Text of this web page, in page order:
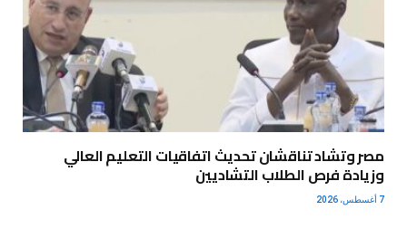
مصر وتشاد تناقشان تحديث اتفاقيات التعليم العالي
وزيادة فرص الطلاب التشاديين
7 أغسطس، 2026